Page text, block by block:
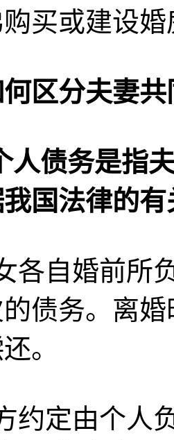
买或建设
区分夫妻共
人债务是指
国法律的
自婚前所负
债务。离
。
定由个人负